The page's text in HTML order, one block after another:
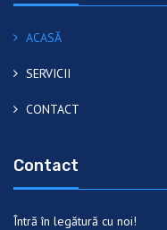
ACASĂ
SERVICII
CONTACT
Contact
Întră în legătură cu noi!